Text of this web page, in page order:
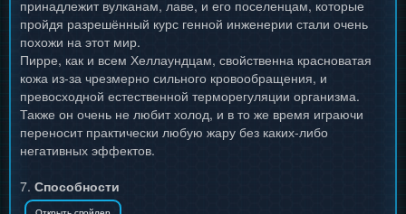
принадлежит вулканам, лаве, и его поселенцам, которые
пройдя разрешённый курс генной инженерии стали очень
похожи на этот мир.
Пирре, как и всем Хеллаундцам, свойственна красноватая
кожа из-за чрезмерно сильного кровообращения, и
превосходной естественной терморегуляции организма.
Также он очень не любит холод, и в то же время играючи
переносит практически любую жару без каких-либо
негативных эффектов.
7. Способности